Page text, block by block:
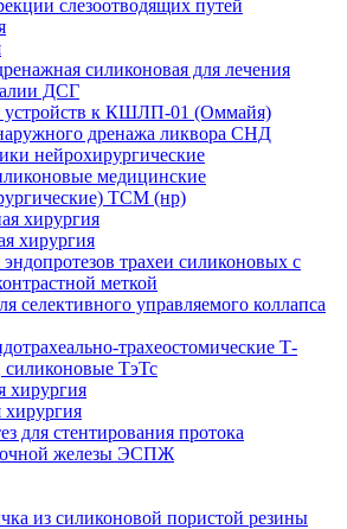
слезоотводящих путей
силиконовая для лечения
ДСГ
устройств к КШЛП-01 (Оммайя)
дренажа ликвора СНД
нейрохирургические
медицинские
ТСМ (нр)
хирургия
хирургия
трахеи силиконовых с
меткой
селективного управляемого коллапса
трахеостомические Т-
силиконовые ТэТс
хирургия
для стентирования протока
железы ЭСПЖ
из силиконовой пористой резины